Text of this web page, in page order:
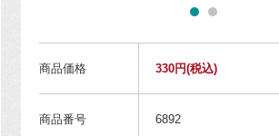
商品価格 330円(税込)
商品番号 6892